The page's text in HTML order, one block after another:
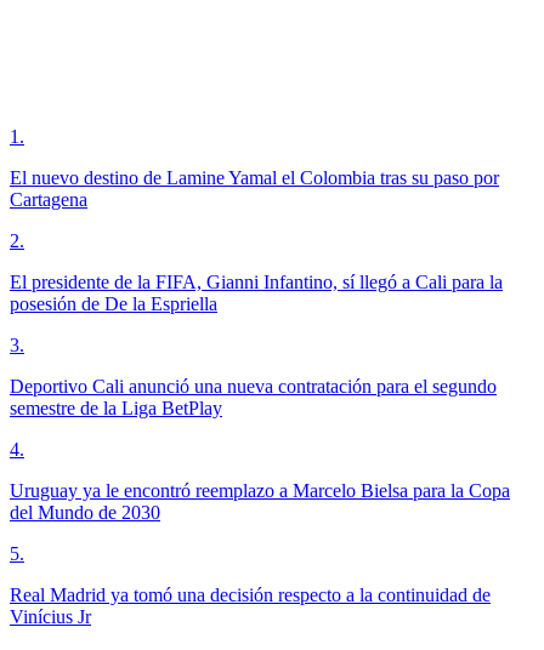
1 .
El nuevo destino de Lamine Yamal el Colombia tras su paso por
Cartagena
2.
El presidente de la FIFA, Gianni Infantino, sí llegó a Cali para la
posesión de De la Espriella
3.
Deportivo Cali anunció una nueva contratación para el segundo
semestre de la Liga BetPlay
4.
Uruguay ya le encontró reemplazo a Marcelo Bielsa para la Copa
del Mundo de 2030
5.
Real Madrid ya tomó una decisión respecto a la continuidad de
Vinícius Jr